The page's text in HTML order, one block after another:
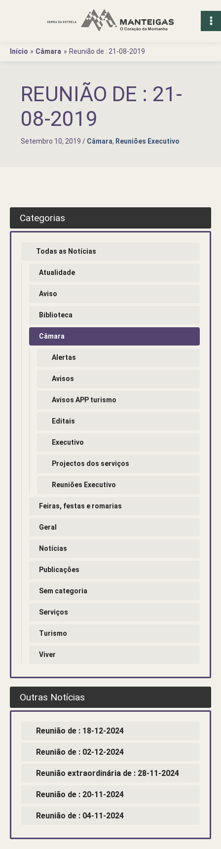
Início
Câmara Reunião de : 21-08-2019
REUNIÃO DE : 21-
08-2019
Setembro 10, 2019 / Câmara, Reuniões Executivo
Categorias
Todas as Notícias
Atualidade
Aviso
Biblioteca
Câmara
Alertas
Avisos
Avisos APP turismo
Editais
Executivo
Projectos dos serviços
Reuniões Executivo
Feiras, festas e romarias
Geral
Notícias
Publicações
Sem categoria
Serviços
Turismo
Viver
Outras Notícias
Reunião de : 18-12-2024
Reunião de : 02-12-2024
Reunião extraordinária de : 28-11-2024
Reunião de : 20-11-2024
Reunião de : 04-11-2024